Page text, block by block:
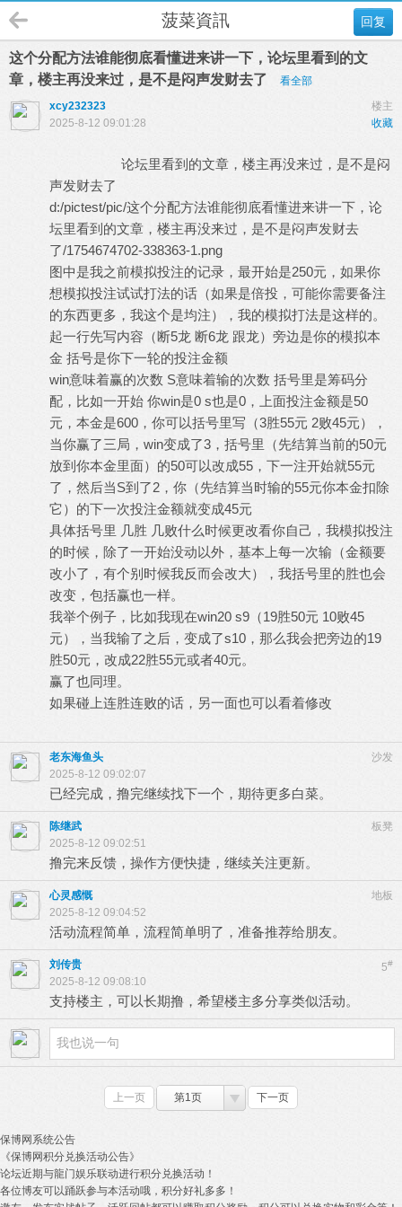
回复
菠菜資訊
这个分配方法谁能彻底看懂进来讲一下，论坛里看到的文
章，楼主再没来过，是不是闷声发财去了
看全部
楼主
xcy232323
收藏
2025-8-12 09:01:28
论坛里看到的文章，楼主再没来过，是不是闷
声发财去了
d:/pictest/pic/这个分配方法谁能彻底看懂进来讲一下，论
坛里看到的文章，楼主再没来过，是不是闷声发财去
了/1754674702-338363-1.png
图中是我之前模拟投注的记录，最开始是250元，如果你
想模拟投注试试打法的话（如果是倍投，可能你需要备注
的东西更多，我这个是均注），我的模拟打法是这样的。
起一行先写内容（断5龙 断6龙 跟龙）旁边是你的模拟本
金 括号是你下一轮的投注金额
win意味着赢的次数 S意味着输的次数 括号里是筹码分
配，比如一开始 你win是0 s也是0，上面投注金额是50
元，本金是600，你可以括号里写（3胜55元 2败45元），
当你赢了三局，win变成了3，括号里（先结算当前的50元
放到你本金里面）的50可以改成55，下一注开始就55元
了，然后当S到了2，你（先结算当时输的55元你本金扣除
它）的下一次投注金额就变成45元
具体括号里 几胜 几败什么时候更改看你自己，我模拟投注
的时候，除了一开始没动以外，基本上每一次输（金额要
改小了，有个别时候我反而会改大），我括号里的胜也会
改变，包括赢也一样。
我举个例子，比如我现在win20 s9（19胜50元 10败45
元），当我输了之后，变成了s10，那么我会把旁边的19
胜50元，改成22胜55元或者40元。
赢了也同理。
如果碰上连胜连败的话，另一面也可以看着修改
沙发
老东海鱼头
2025-8-12 09:02:07
已经完成，撸完继续找下一个，期待更多白菜。
板凳
陈继武
2025-8-12 09:02:51
撸完来反馈，操作方便快捷，继续关注更新。
地板
心灵感慨
2025-8-12 09:04:52
活动流程简单，流程简单明了，准备推荐给朋友。
5#
刘传贵
2025-8-12 09:08:10
支持楼主，可以长期撸，希望楼主多分享类似活动。
上一页 第1页 下一页
保博网系统公告
《保博网积分兑换活动公告》
论坛近期与龍门娱乐联动进行积分兑换活动！
各位博友可以踊跃参与本活动哦，积分好礼多多！